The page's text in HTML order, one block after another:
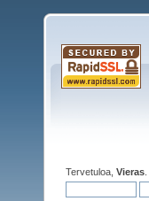
Tervetuloa, Vieras